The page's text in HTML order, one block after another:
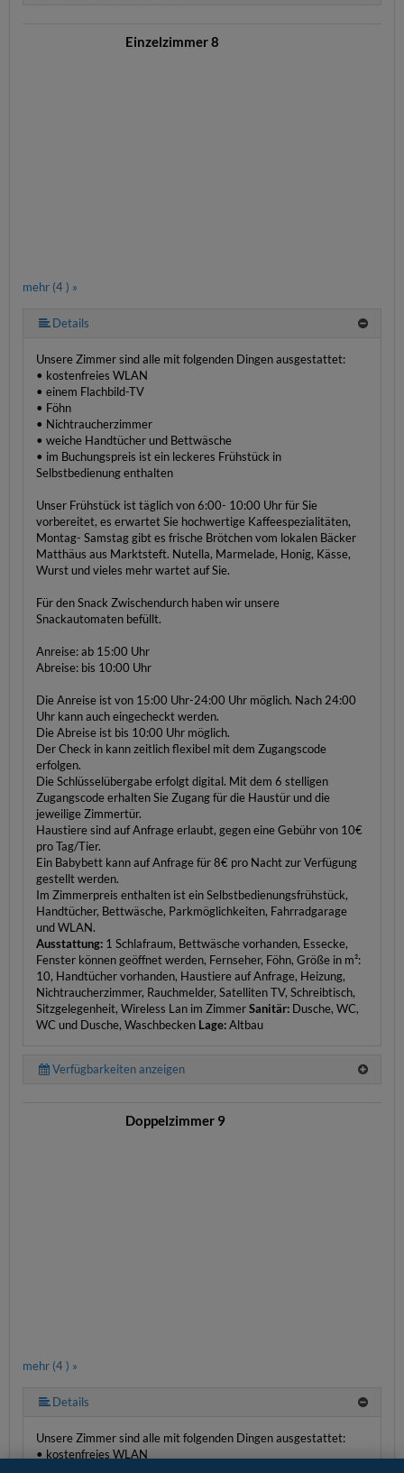
mehr (4 ) »
Einzelzimmer 8
Details
Unsere Zimmer sind alle mit folgenden Dingen ausgestattet:
• kostenfreies WLAN
• einem Flachbild-TV
• Föhn
• Nichtraucherzimmer
• weiche Handtücher und Bettwäsche
• im Buchungspreis ist ein leckeres Frühstück in
Selbstbedienung enthalten
Unser Frühstück ist täglich von 6:00- 10:00 Uhr für Sie
vorbereitet, es erwartet Sie hochwertige Kaffeespezialitäten,
Montag- Samstag gibt es frische Brötchen vom lokalen Bäcker
Matthäus aus Marktsteft. Nutella, Marmelade, Honig, Kässe,
Wurst und vieles mehr wartet auf Sie.
Für den Snack Zwischendurch haben wir unsere
Snackautomaten befüllt.
Anreise: ab 15:00 Uhr
Abreise: bis 10:00 Uhr
Die Anreise ist von 15:00 Uhr-24:00 Uhr möglich. Nach 24:00
Uhr kann auch eingecheckt werden.
Die Abreise ist bis 10:00 Uhr möglich.
Der Check in kann zeitlich flexibel mit dem Zugangscode
erfolgen.
Die Schlüsselübergabe erfolgt digital. Mit dem 6 stelligen
Zugangscode erhalten Sie Zugang für die Haustür und die
jeweilige Zimmertür.
Haustiere sind auf Anfrage erlaubt, gegen eine Gebühr von 10€
pro Tag/Tier.
Ein Babybett kann auf Anfrage für 8€ pro Nacht zur Verfügung
gestellt werden.
Im Zimmerpreis enthalten ist ein Selbstbedienungsfrühstück,
Handtücher, Bettwäsche, Parkmöglichkeiten, Fahrradgarage
und WLAN.
Ausstattung: 1 Schlafraum, Bettwäsche vorhanden, Essecke,
Fenster können geöffnet werden, Fernseher, Föhn, Größe in m²:
10, Handtücher vorhanden, Haustiere auf Anfrage, Heizung,
Nichtraucherzimmer, Rauchmelder, Satelliten TV, Schreibtisch,
Sitzgelegenheit, Wireless Lan im ZimmerSanitär: Dusche, WC,
WC und Dusche, Waschbecken Lage:Altbau
Verfügbarkeiten anzeigen
mehr (4 ) »
Doppelzimmer 9
Details
Unsere Zimmer sind alle mit folgenden Dingen ausgestattet:
• kostenfreies WLAN